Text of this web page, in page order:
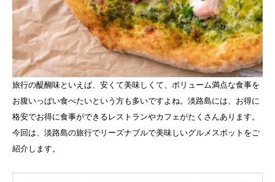
旅行の醍醐味といえば、安くて美味しくて、ボリューム満点な食事を
お腹いっぱい食べたいという方も多いですよね。淡路島には、お得に
格安でお得に食事ができるレストランやカフェがたくさんあります。
今回は、淡路島の旅行でリーズナブルで美味しいグルメスポットをご
紹介します。